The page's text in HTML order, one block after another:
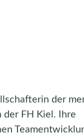
der
der FH Kiel. Ihre